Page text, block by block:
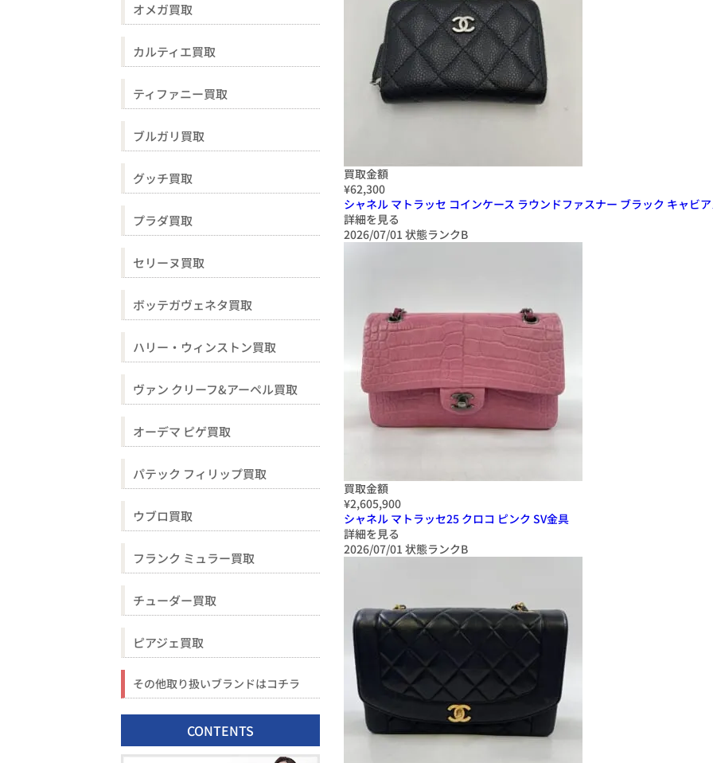
オメガ買取
カルティエ買取
ティファニー買取
ブルガリ買取
グッチ買取
プラダ買取
セリーヌ買取
ボッテガヴェネタ買取
ハリー・ウィンストン買取
ヴァン クリーフ&アーペル買取
オーデマ ピゲ買取
パテック フィリップ買取
ウブロ買取
フランク ミュラー買取
チューダー買取
ピアジェ買取
その他取り扱いブランドはコチラ
CONTENTS
買取金額
¥62,300
シャネル マトラッセ コインケース ラウンドファスナー ブラック キャビ
詳細を見る
2026/07/01 状態ランクB
買取金額
¥2,605,900
シャネル マトラッセ25 クロコ ピンク SV金具
詳細を見る
2026/07/01 状態ランクB